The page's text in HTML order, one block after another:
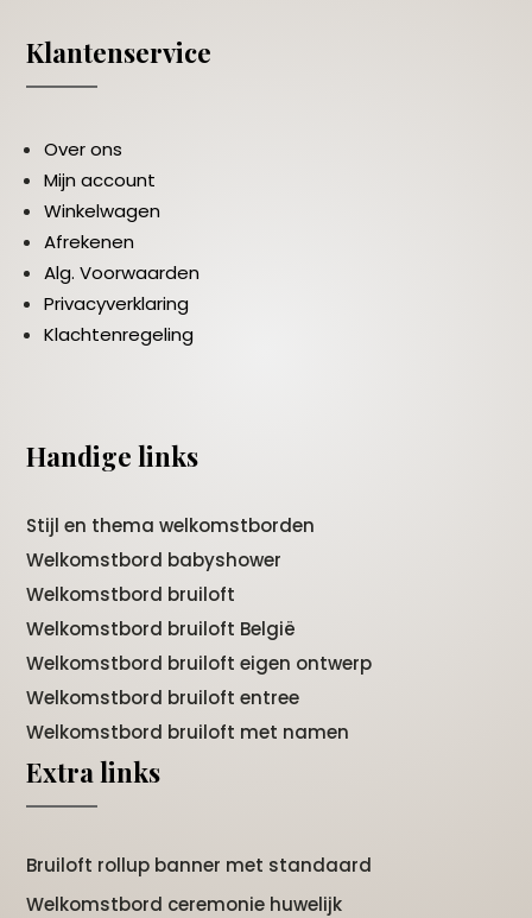
Klantenservice
Over ons
Mijn account
Winkelwagen
Afrekenen
Alg. Voorwaarden
Privacyverklaring
Klachtenregeling
Handige links
Stijl en thema welkomstborden
Welkomstbord babyshower
Welkomstbord bruiloft
Welkomstbord bruiloft België
Welkomstbord bruiloft eigen ontwerp
Welkomstbord bruiloft entree
Welkomstbord bruiloft met namen
Extra links
Bruiloft rollup banner met standaard
Welkomstbord ceremonie huwelijk